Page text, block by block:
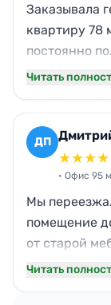
совпала с
Заказывала
квартиру 78
постоянно
все в
особенно
пыль со
помыли
фломастеров
старались,
Общались
Читать
ДП
★★★★
• Офис 95
Мы
помещение
от старой
уборка за
Читать